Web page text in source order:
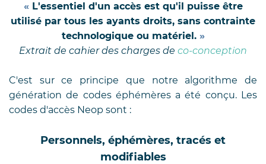
« L'essentiel d'un accès est qu'il puisse être
utilisé par tous les ayants droits, sans contrainte
technologique ou matériel. »
Extrait de cahier des charges de co-conception
C'est sur ce principe que notre algorithme de
génération de codes éphémères a été conçu. Les
codes d'accès Neop sont :
Personnels, éphémères, tracés et
modifiables